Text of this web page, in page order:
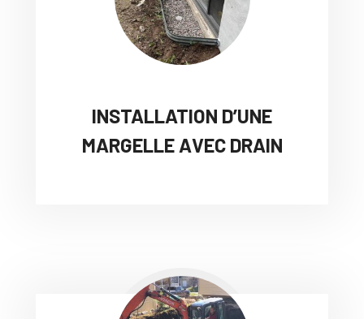
INSTALLATION D’UNE
MARGELLE AVEC DRAIN